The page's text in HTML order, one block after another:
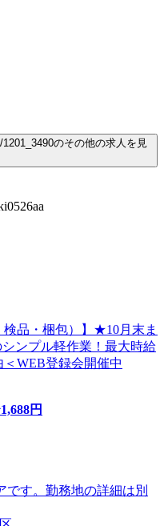
のその他の求人を見
検品・梱包）】★10月末ま
ンプル軽作業！最大時給
WEB登録会開催中
1,688円
す。勤務地の詳細は別